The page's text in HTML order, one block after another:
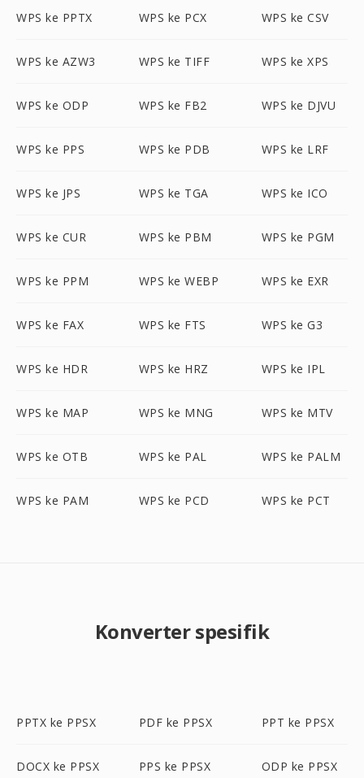
WPS ke PPTX WPS ke PCX WPS ke CSV
WPS ke AZW3 WPS ke TIFF WPS ke XPS
WPS ke ODP WPS ke FB2 WPS ke DJVU
WPS ke PPS WPS ke PDB WPS ke LRF
WPS ke JPS WPS ke TGA WPS ke ICO
WPS ke CUR WPS ke PBM WPS ke PGM
WPS ke PPM WPS ke WEBP WPS ke EXR
WPS ke FAX WPS ke FTS WPS ke G3
WPS ke HDR WPS ke HRZ WPS ke IPL
WPS ke MAP WPS ke MNG WPS ke MTV
WPS ke OTB WPS ke PAL WPS ke PALM
WPS ke PAM WPS ke PCD WPS ke PCT
Konverter spesifik
PPTX ke PPSX PDF ke PPSX PPT ke PPSX
DOCX ke PPSX PPS ke PPSX ODP ke PPSX